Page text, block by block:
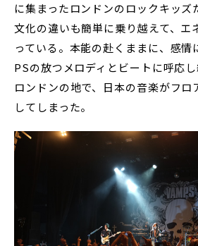
に集まったロンドンのロックキッズ
文化の違いも簡単に乗り越えて、エ
っている。本能の赴くままに、感情
PSの放つメロディとビートに呼応
ロンドンの地で、日本の音楽がフロ
してしまった。